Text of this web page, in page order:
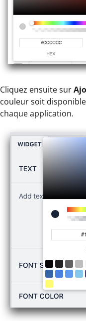
Cliquez ensuite sur
couleur soit
chaque application.